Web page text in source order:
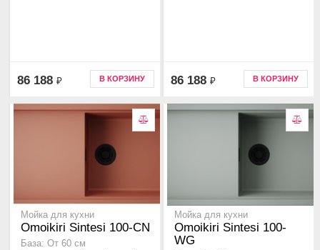
86 188 ₽ В КОРЗИНУ 86 188 ₽ В КОРЗИНУ
Мойка для кухни
Omoikiri Sintesi 100-CN
База: От 60 см
Мойка для кухни
Omoikiri Sintesi 100-
WG